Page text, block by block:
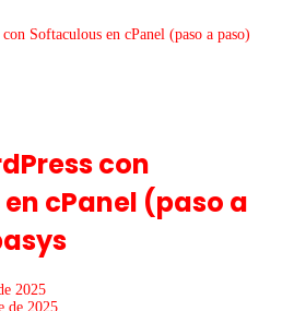
Softaculous en cPanel (paso a paso)
con
cPanel (paso a
2025
de 2025